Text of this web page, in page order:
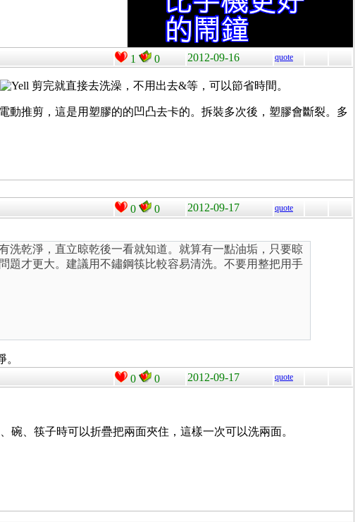
1 0 2012-09-16 quote
剪完就直接去洗澡，不用出去&等，可以節省時間。
動推剪，這是用塑膠的的凹凸去卡的。拆裝多次後，塑膠會斷裂。多
0 0 2012-09-17 quote
洗乾淨，直立晾乾後一看就知道。就算有一點油垢，只要晾
題才更大。建議用不鏽鋼筷比較容易清洗。不要用整把用手
0 0 2012-09-17 quote
、筷子時可以折疊把兩面夾住，這樣一次可以洗兩面。